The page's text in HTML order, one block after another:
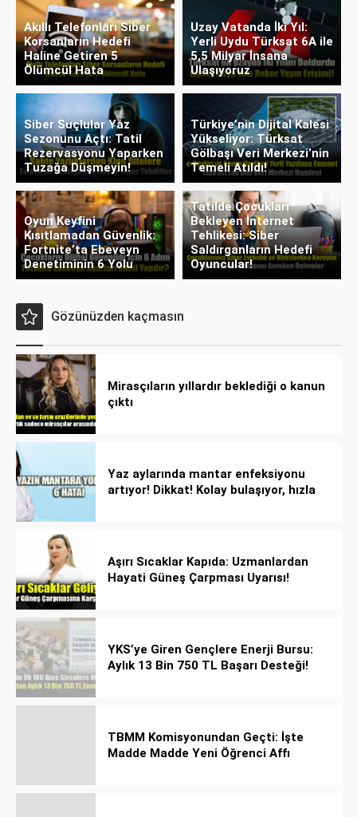
Akıllı Telefonları Siber
Korsanların Hedefi
Haline Getiren 5
Ölümcül Hata
Uzay Vatanda İki Yıl:
Yerli Uydu Türksat 6A ile
5,5 Milyar İnsana
Ulaşıyoruz
Siber Suçlular Yaz
Sezonunu Açtı: Tatil
Rezervasyonu Yaparken
Tuzağa Düşmeyin!
Türkiye’nin Dijital Kalesi
Yükseliyor: Türksat
Gölbaşı Veri Merkezi’nin
Temeli Atıldı!
Oyun Keyfini
Kısıtlamadan Güvenlik:
Fortnite’ta Ebeveyn
Denetiminin 6 Yolu
Tatilde Çocukları
Bekleyen İnternet
Tehlikesi: Siber
Saldırganların Hedefi
Oyuncular!
Gözünüzden kaçmasın
Mirasçıların yıllardır beklediği o kanun
çıktı
Yaz aylarında mantar enfeksiyonu
artıyor! Dikkat! Kolay bulaşıyor, hızla
Aşırı Sıcaklar Kapıda: Uzmanlardan
Hayati Güneş Çarpması Uyarısı!
YKS’ye Giren Gençlere Enerji Bursu:
Aylık 13 Bin 750 TL Başarı Desteği!
TBMM Komisyonundan Geçti: İşte
Madde Madde Yeni Öğrenci Affı